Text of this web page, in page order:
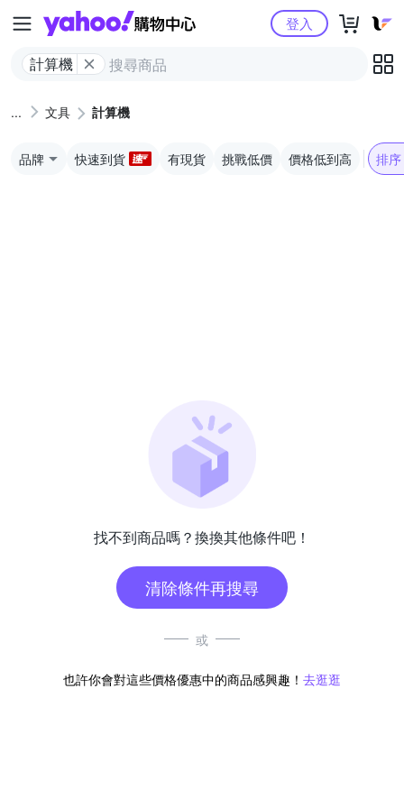
Yahoo購物中心
計算機
登入
文具 計算機
品牌 快速到貨 有現貨 挑戰低價 價格低到高 排序
找不到商品嗎？換換其他條件吧！
清除條件再搜尋
或
也許你會對這些價格優惠中的商品感興趣！ 去逛逛